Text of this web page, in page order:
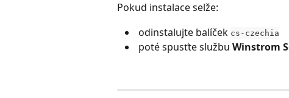
Pokud instalace selže:
odinstalujte balíček cs-czechia
poté spusťte službu Winstrom